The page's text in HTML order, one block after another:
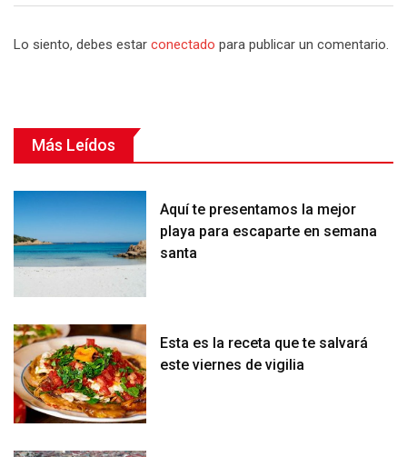
Lo siento, debes estar conectado para publicar un comentario.
Más Leídos
Aquí te presentamos la mejor
playa para escaparte en semana
santa
Esta es la receta que te salvará
este viernes de vigilia